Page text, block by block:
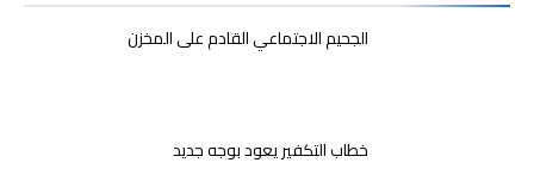
الجحيم الاجتماعي القادم على المخزن
خطاب التكفير يعود بوجه جديد